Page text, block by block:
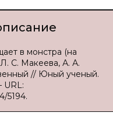
в монстра (на
С. Макеева, А. А.
// Юный ученый.
5194.